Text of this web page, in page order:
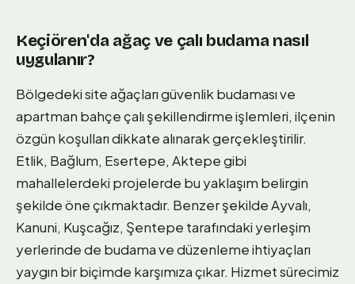
Keçiören'da ağaç ve çalı budama nasıl
uygulanır?
Bölgedeki site ağaçları güvenlik budaması ve
apartman bahçe çalı şekillendirme işlemleri, ilçenin
özgün koşulları dikkate alınarak gerçekleştirilir.
Etlik, Bağlum, Esertepe, Aktepe gibi
mahallelerdeki projelerde bu yaklaşım belirgin
şekilde öne çıkmaktadır. Benzer şekilde Ayvalı,
Kanuni, Kuşcağız, Şentepe tarafındaki yerleşim
yerlerinde de budama ve düzenleme ihtiyaçları
yaygın bir biçimde karşımıza çıkar. Hizmet sürecimiz